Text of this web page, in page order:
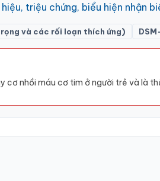
triệu chứng, biểu hiện nhận
và các rối loạn thích ứng)
cơ nhồi máu cơ tim ở người trẻ và là